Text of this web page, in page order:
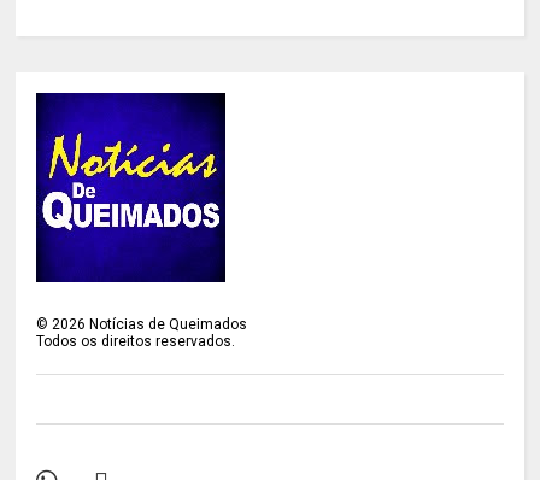
© 2026 Notícias de Queimados
Todos os direitos reservados.